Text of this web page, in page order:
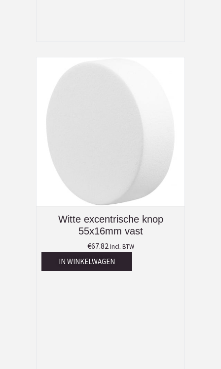
Witte excentrische knop
55x16mm vast
€67.82 Incl. BTW
IN WINKELWAGEN